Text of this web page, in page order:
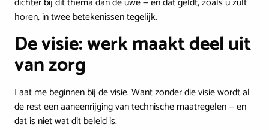
horen, in twee betekenissen tegelijk.
De visie: werk maakt deel uit
van zorg
Laat me beginnen bij de visie. Want zonder die visie wordt al
de rest een aaneenrijging van technische maatregelen — en
dat is niet wat dit beleid is.